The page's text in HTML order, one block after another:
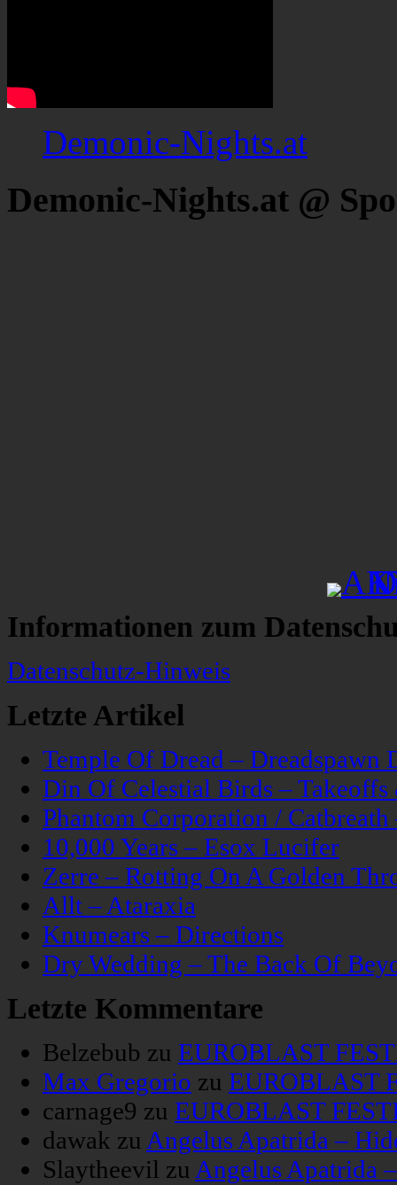
Demonic-Nights.at
Demonic-Nights.at @
Informationen zum
Datenschutz-Hinweis
Letzte Artikel
Temple Of Dread – Dreadspawn
Din Of Celestial Birds –
Phantom Corporation /
10,000 Years – Esox Lucifer
Zerre – Rotting On A Golden
Allt – Ataraxia
Knumears – Directions
Dry Wedding – The Back Of
Letzte Kommentare
Belzebub zu EUROBLAST
Max Gregorio zu EUROBLAST
carnage9 zu EUROBLAST
dawak zu Angelus Apatrida –
Slaytheevil zu Angelus Apatrida